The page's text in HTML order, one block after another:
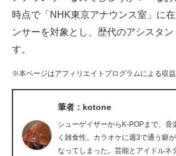
ITエンジニア向け専門サイト
製造業のIT導入・活用を支援
エレクトロニクス専門サイト
時点で「NHK東京アナウンス室」に
ンサーを対象とし、歴代のアシスタン
す。
※本ページはアフィリエイトプログラムによる収
筆者：kotone
シューゲイザーからK-POPまで、音
く雑食性。カラオケに週3で通う癖
なってしまった。芸能とアイドルネ